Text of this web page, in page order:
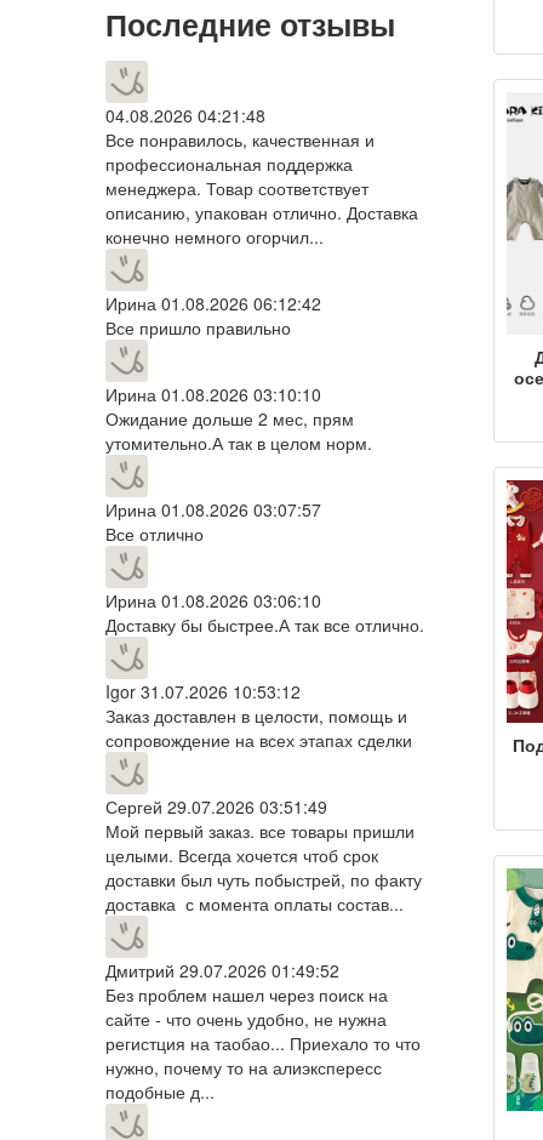
Последние отзывы
04.08.2026 04:21:48
Все понравилось, качественная и
профессиональная поддержка
менеджера. Товар соответствует
описанию, упакован отлично. Доставка
конечно немного огорчил...
Ирина 01.08.2026 06:12:42
Все пришло правильно
Ирина 01.08.2026 03:10:10
Ожидание дольше 2 мес, прям
утомительно.А так в целом норм.
Ирина 01.08.2026 03:07:57
Все отлично
Ирина 01.08.2026 03:06:10
Доставку бы быстрее.А так все отлично.
Igor 31.07.2026 10:53:12
Заказ доставлен в целости, помощь и
сопровождение на всех этапах сделки
Сергей 29.07.2026 03:51:49
Мой первый заказ. все товары пришли
целыми. Всегда хочется чтоб срок
доставки был чуть побыстрей, по факту
доставка с момента оплаты состав...
Дмитрий 29.07.2026 01:49:52
Без проблем нашел через поиск на
сайте - что очень удобно, не нужна
регистция на таобао... Приехало то что
нужно, почему то на алиэкспересс
подобные д...